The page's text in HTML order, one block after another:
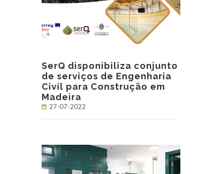
SerQ disponibiliza conjunto
de serviços de Engenharia
Civil para Construção em
Madeira
27-07-2022